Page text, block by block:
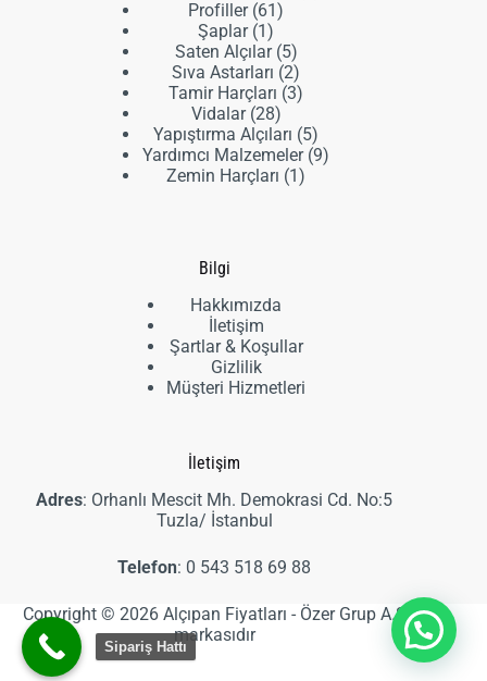
Profiller 6161
Şaplar 11
ürün
Saten Alçılar 55
ürün
Sıva Astarları 22
ürün
Tamir Harçları 33
Vidalar 2828
ürün
Yapıştırma Alçıları 55
ürün
Yardımcı Malzemeler 99
Zemin Harçları 11
Bilgi
Hakkımızda
İletişim
Şartlar & Koşullar
Gizlilik
Müşteri Hizmetleri
İletişim
Adres: Orhanlı Mescit Mh. Demokrasi Cd. No:5
Tuzla/ İstanbul
Telefon: 0 543 518 69 88
Copyright © 2026 Alçıpan Fiyatları - Özer Grup A.Ş
markasıdır
Sipariş Hattı